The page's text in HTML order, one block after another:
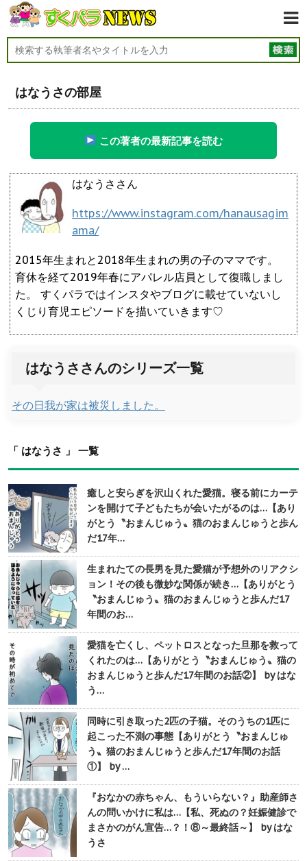
はなうさの部屋
この著者の最新記事を読む
はなうささん
https://www.instagram.com/hanausagim
ama/
2015年生まれと2018年生まれの男の子のママです。
育休を経て2019年春にアパレル店員として復職しまし
た。 すくパラではインスタやブログに載せていないし
くじり育児エピソードを描いていきます♡
はなうささんのシリーズ一覧
その日我が家は被災しました。
「 はなうさ 」 一覧
癒しと安らぎを沢山くれた愛猫。寝る前にカーテ
ンを開けて子どもたちが会いたがるのは…【あり
がとう〝おまんじゅう〟猫のおまんじゅうと歩ん
だ17年…
生まれたての長男を見た愛猫が予想外のリアクシ
ョン！その後も微妙な関係が続き…【ありがとう
〝おまんじゅう〟猫のおまんじゅうと歩んだ17
年間のお…
愛猫を亡くし、ペットロスとなった旦那を救って
くれたのは…【ありがとう〝おまんじゅう〟猫の
おまんじゅうと歩んだ17年間のお話②】 by はな
う…
同時に引き取った2匹の子猫。そのうちの1匹に
起こった不測の事態【ありがとう〝おまんじゅ
う〟猫のおまんじゅうと歩んだ17年間のお話
①】 by …
『おなかの赤ちゃん、もういらない？』助産師さ
んの問いかけに私は…【私、死ぬの？妊娠健診で
まさかのがん宣告…？！⑧～最終話～】 by はな
うさ